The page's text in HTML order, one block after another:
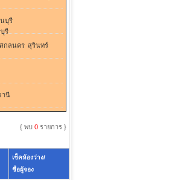
บุรี
รี
สกลนคร สุรินทร์
านี
{ พบ 0รายการ }
เช็คห้องว่าง/
ชื่อผู้จอง